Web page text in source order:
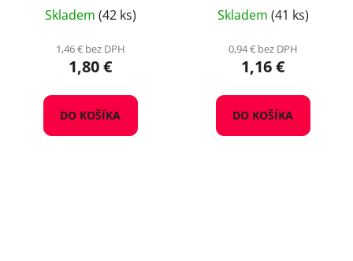
Skladem (42 ks)
1,46 € bez DPH
1,80 €
DO KOŠÍKA
Skladem (41 ks)
0,94 € bez DPH
1,16 €
DO KOŠÍKA